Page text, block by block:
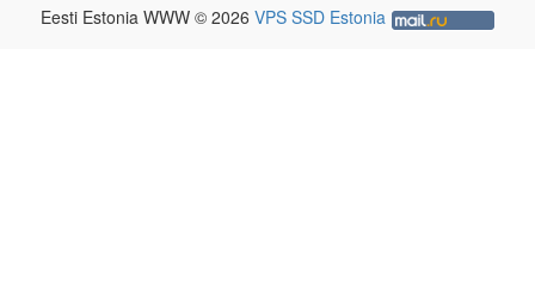
Eesti Estonia WWW © 2026 VPS SSD Estonia